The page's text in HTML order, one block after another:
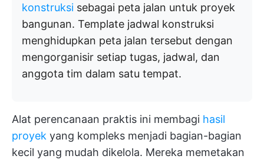
konstruksi sebagai peta jalan untuk proyek
bangunan. Template jadwal konstruksi
menghidupkan peta jalan tersebut dengan
mengorganisir setiap tugas, jadwal, dan
anggota tim dalam satu tempat.
Alat perencanaan praktis ini membagi hasil
proyek yang kompleks menjadi bagian-bagian
kecil yang mudah dikelola. Mereka memetakan